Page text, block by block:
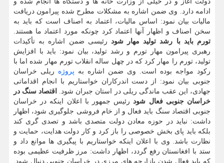
ادامه دارد. وی ضمن اشاره به مشکلات مطرح شده پیرامون دریافت
مالیات بیان نمود: اساس مالیات، اعتماد به اصناف است که باید به
سخن اصناف و اظهار آنها اعتماد کرد چونکه مورد اعتماد ما هستند.
تورم باید با رشد تولید مهار شود رئیسی ضمن اشاره به تأکیدات
رهبری پیرامون مهار تورم و رشد تولید، بیان نمود: باید با افزایش
تولید، تورم را مهار کرد که در چهل ساله انقلاب تورم مهار شده اما با
رکود مواجه بوده است. وی ضمن اشاره به پروژه ریلی خراسان
جنوبی بیان نمود: از دست اندرکاران خواستاریم با انجام اقداماتی
جهادی، این عقب ماندگی ریلی در استان جبران شود.
اقتصاد سنگ در
خراسان جنوبی فعال شودرئیس جمهور با اعلان اینکه در خراسان
جنوبی اقتصاد سنگ باید فعال و از خام فروشی جلوگیری شود، اظهار
داشت: نباید در حوزه معادن دولت متصدی باشد و تصدی گری کند
بلکه باید پای بخش خصوصی را باز کرد و کار دولت هدایت، حمایت و
نظارت باشد. وی با اعلان اینکه خواستاریم با پیگیری ها موانع داد و
ستد با افغانستان رفع گردد، اظهار داشت: مرز ظرفیت عظیمی بوده
که باید فعال شدن بازارچه های مرزی در خراسان جنوبی دنبال شود.